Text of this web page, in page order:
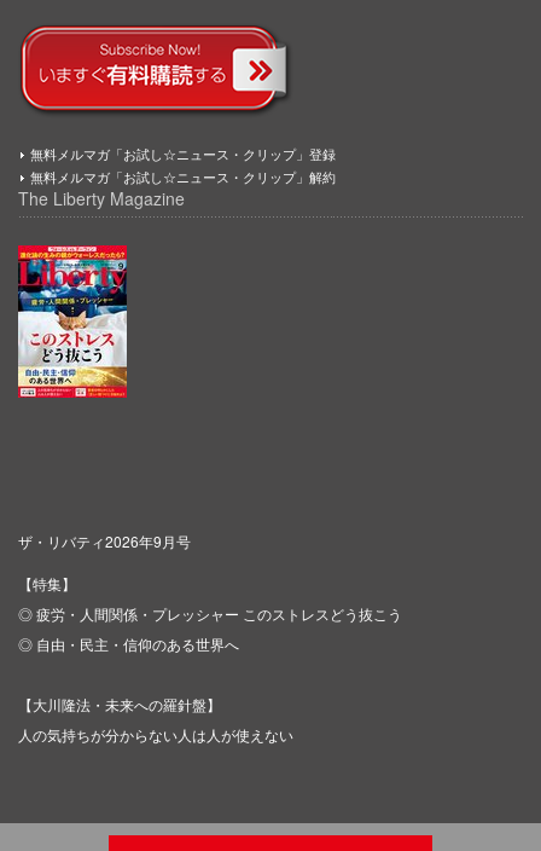
無料メルマガ「お試し☆ニュース・クリップ」登録
無料メルマガ「お試し☆ニュース・クリップ」解約
The Liberty Magazine
ザ・リバティ2026年9月号
【特集】
◎ 疲労・人間関係・プレッシャー このストレスどう抜こう
◎ 自由・民主・信仰のある世界へ
【大川隆法・未来への羅針盤】
人の気持ちが分からない人は人が使えない